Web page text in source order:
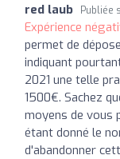
red laub Publiée
Expérience
permet de
indiquant
2021 une telle
1500€. Sachez
moyens de vous
étant donné le
d'abandonner